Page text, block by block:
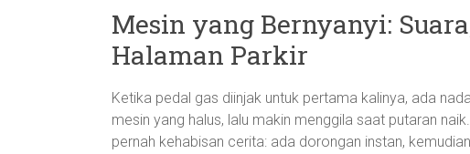
Mesin yang Bernyanyi:
Halaman Parkir
Ketika pedal gas diinjak untuk pertama kalinya, ada
mesin yang halus, lalu makin menggila saat putaran
pernah kehabisan cerita: ada dorongan instan,